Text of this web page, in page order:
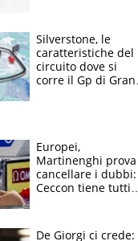
Silverstone, le
caratteristiche del
circuito dove si
corre il Gp di Gran
Europei,
Martinenghi prova
cancellare i dubbi:
Ceccon tiene tutti
Curtis
De Giorgi ci crede: